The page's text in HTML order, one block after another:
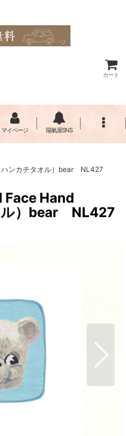
カート
マイページ 陽氣屋SNS
ンカチタオル）bear NL427
Hand
ル）bear NL427